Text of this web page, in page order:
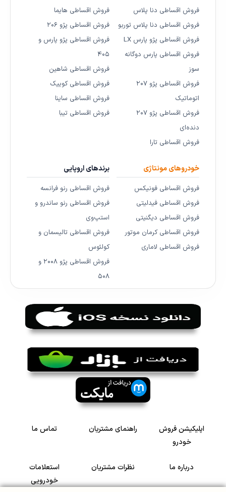
فروش اقساطی دنا پلاس
فروش اقساطی دنا پلاس توربو
فروش اقساطی پژو پارس LX
فروش اقساطی پارس دوگانه
سوز
فروش اقساطی پژو ۲۰۷
اتوماتیک
فروش اقساطی پژو ۲۰۷
دنده‌ای
فروش اقساطی تارا
فروش اقساطی هایما
فروش اقساطی پژو ۲۰۶
فروش اقساطی پژو پارس و
۴۰۵
فروش اقساطی شاهین
فروش اقساطی کوییک
فروش اقساطی ساینا
فروش اقساطی تیبا
خودروهای مونتاژی
فروش اقساطی فونیکس
فروش اقساطی فیدلیتی
فروش اقساطی دیگنیتی
فروش اقساطی کرمان موتور
فروش اقساطی لاماری
برندهای اروپایی
فروش اقساطی رنو فرانسه
فروش اقساطی رنو ساندرو و
استپ‌وی
فروش اقساطی تالیسمان و
کولئوس
فروش اقساطی پژو ۲۰۰۸ و
۵۰۸
اپلیکیشن فروش
خودرو
راهنمای مشتریان تماس ما
درباره ما نظرات مشتریان
استعلامات
خودرویی